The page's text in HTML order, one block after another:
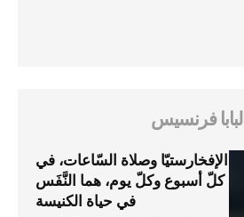
البابا فرنسيس
الإفخارستيّا وصلاة السّاعات، في
كلّ أسبوع وكلّ يوم، هما النَّفَس
في حياة الكنيسة